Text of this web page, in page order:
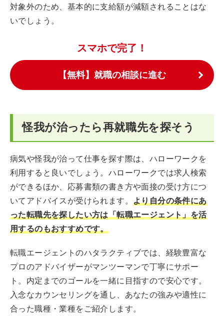
対象外のため、基本的に支給額が減額されることはな
いでしょう。
スマホで完了！
【無料】就職の相談に進む
怪我が治ったら再就職先を探そう
病気や怪我が治って仕事を探す際は、ハローワークを
利用すると良いでしょう。ハローワークでは求人検索
ができるほか、応募書類の書き方や面接の受け方につ
いてアドバイスが受けられます。 より自分の条件にあ
った転職先を探したい方は「転職エージェント」を活
用するのもおすすめです。
転職エージェントのハタラクティブでは、経験豊富な
プロのアドバイザーがマンツーマンで丁寧にサポー
ト。内定までのゴールを一緒に目指すので安心です。
入念なカウンセリングを通し、あなたの強みや適性に
合った職種・業種をご紹介します。